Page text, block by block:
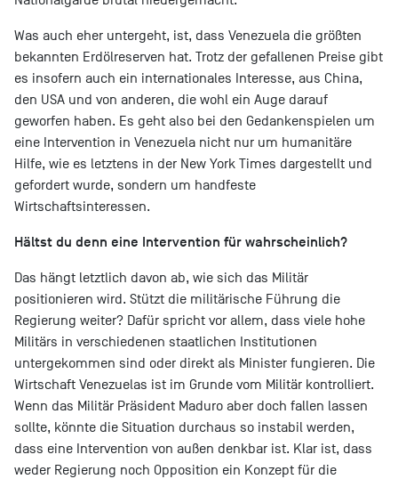
Was auch eher untergeht, ist, dass Venezuela die größten
bekannten Erdölreserven hat. Trotz der gefallenen Preise gibt
es insofern auch ein internationales Interesse, aus China,
den USA und von anderen, die wohl ein Auge darauf
geworfen haben. Es geht also bei den Gedankenspielen um
eine Intervention in Venezuela nicht nur um humanitäre
Hilfe, wie es letztens in der New York Times dargestellt und
gefordert wurde, sondern um handfeste
Wirtschaftsinteressen.
Hältst du denn eine Intervention für wahrscheinlich?
Das hängt letztlich davon ab, wie sich das Militär
positionieren wird. Stützt die militärische Führung die
Regierung weiter? Dafür spricht vor allem, dass viele hohe
Militärs in verschiedenen staatlichen Institutionen
untergekommen sind oder direkt als Minister fungieren. Die
Wirtschaft Venezuelas ist im Grunde vom Militär kontrolliert.
Wenn das Militär Präsident Maduro aber doch fallen lassen
sollte, könnte die Situation durchaus so instabil werden,
dass eine Intervention von außen denkbar ist. Klar ist, dass
weder Regierung noch Opposition ein Konzept für die